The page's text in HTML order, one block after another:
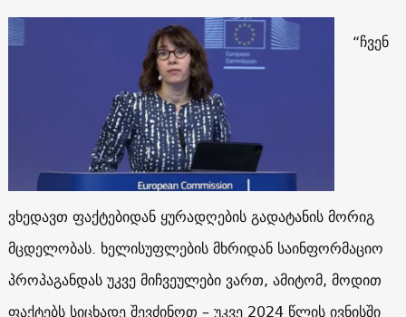
“ჩვენ
ვხედავთ ფაქტებიდან ყურადღების გადატანის მორიგ
მცდელობას. ხელისუფლების მხრიდან საინფორმაციო
პროპაგანდას უკვე მიჩვეულები ვართ, ამიტომ, მოდით
ფაქტებს სიცხადე შევძინოთ – უკვე 2024 წლის ივნისში